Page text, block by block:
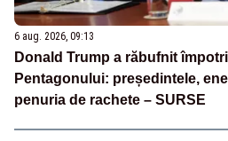
6 aug. 2026, 09:13
Donald Trump a răbufnit
Pentagonului: președintele,
penuria de rachete – SURSE